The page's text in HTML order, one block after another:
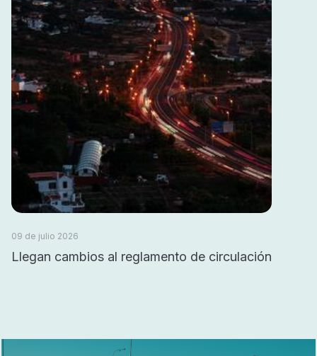
09 de julio 2026
Llegan cambios al reglamento de circulación